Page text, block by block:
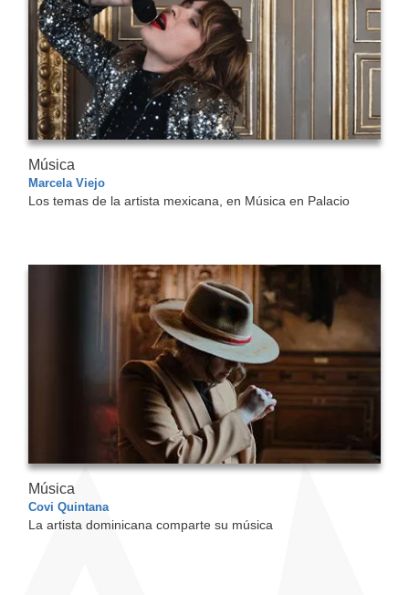
Música
Marcela Viejo
Los temas de la artista mexicana, en Música en Palacio
Música
Covi Quintana
La artista dominicana comparte su música